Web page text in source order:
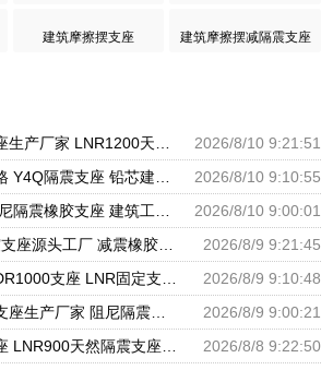
建筑摩擦摆支座 建筑摩擦摆减隔震支座
摩擦摆减隔震球形支座生产厂家 LNR1200天然橡胶支座厂家电话 隔震橡胶支座商家
2026/8/10 9:21:51
减震橡胶支座什么价格 Y4Q隔震支座 铅芯建筑橡胶隔震支座
2026/8/10 9:10:55
隔震支座LNR型 高阻尼隔震橡胶支座 建筑工程用隔震支座源头工厂
2026/8/10 9:00:01
II型LRB铅芯橡胶隔震支座源头工厂 减震橡胶支座价格 隔震支座产地源头工厂
2026/8/9 9:21:45
房屋支座生产厂家 HDR1000支座 LNR固定支座生产厂家
2026/8/9 9:10:48
建筑高阻尼隔震锁定支座生产厂家 阻尼隔震支座厂家 分散力型隔震支座厂家
2026/8/9 9:00:21
房屋抗震橡胶隔震支座 LNR900天然隔震支座 建筑圆形隔震支座源头工厂
2026/8/8 9:22:50